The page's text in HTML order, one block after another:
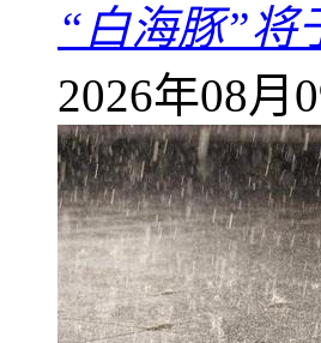
“白海豚”将
2026年08月